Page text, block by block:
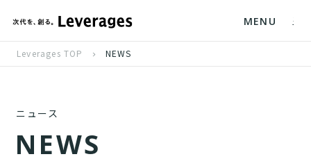
MENU
Leverages TOP NEWS
ニュース
NEWS